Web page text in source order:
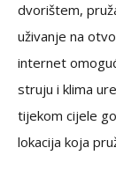
dvorištem,
uživanje na
internet
struju i klima
tijekom cijele
lokacija koja